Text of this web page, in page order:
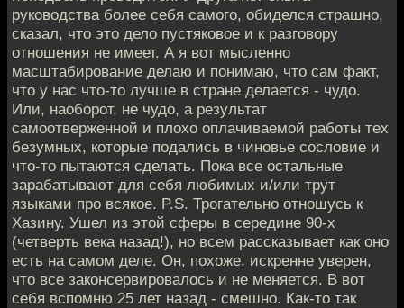
руководства более себя самого, обиделся страшно,
сказал, что это дело пустяковое и к разговору
отношения не имеет. А я вот мысленно
масштабирование делаю и понимаю, что сам факт,
что у нас что-то лучше в стране делается - чудо.
Или, наоборот, не чудо, а результат
самоотверженной и плохо оплачиваемой работы тех
безумных, которые подались в чиновье сословие и
что-то пытаются сделать. Пока все остальные
зарабатывают для себя любимых и/или трут
языками про всякое. P.S. Трогательно отношусь к
Хазину. Ушел из этой сферы в середине 90-х
(четверть века назад!), но всем рассказывает как оно
есть на самом деле. Он, похоже, искренне уверен,
что все законсервировалось и не меняется. В вот
себя вспомню 25 лет назад - смешно. Как-то так